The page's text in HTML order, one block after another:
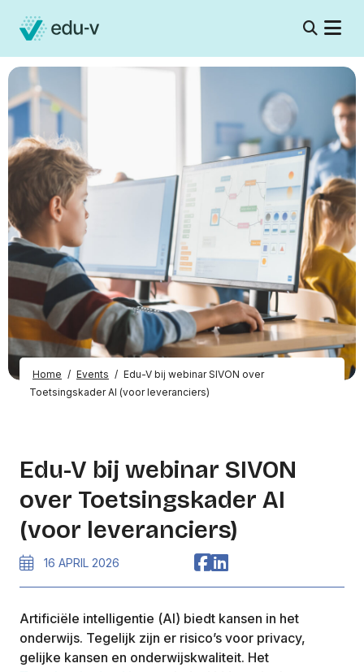
Home / Events / Edu-V bij webinar SIVON over
Toetsingskader AI (voor leveranciers)
Edu-V bij webinar SIVON
over Toetsingskader AI
(voor leveranciers)
16 APRIL 2026
Artificiële intelligentie (AI) biedt kansen in het
onderwijs. Tegelijk zijn er risico’s voor privacy,
gelijke kansen en onderwijskwaliteit. Het